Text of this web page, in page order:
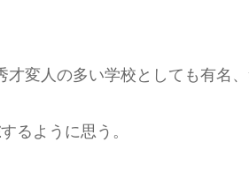
変人の多い学校としても有名、
するように思う。